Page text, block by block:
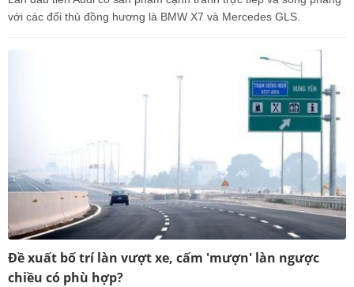
với các đối thủ đồng hương là BMW X7 và Mercedes GLS.
Đề xuất bố trí làn vượt xe, cấm 'mượn' làn ngược
chiều có phù hợp?